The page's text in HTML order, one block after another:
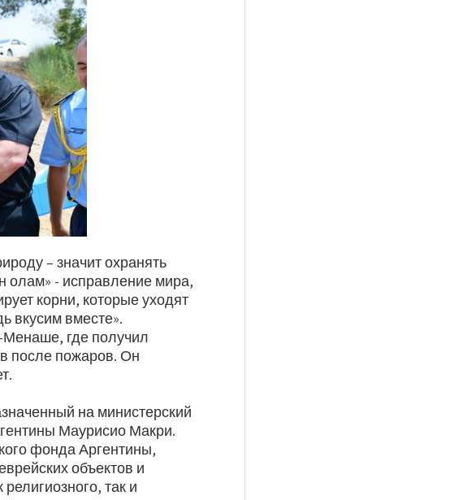
– значит охранять
олам» - исправление мира,
корни, которые уходят
вкусим вместе».
Менаше, где получил
после пожаров. Он
на министерский
Маурисио Макри.
фонда Аргентины,
объектов и
так и